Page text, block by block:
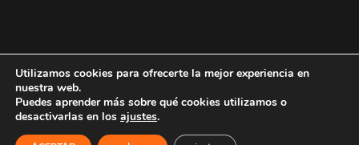
REDES SOCIALES
Utilizamos cookies para ofrecerte la mejor experiencia en
nuestra web.
Puedes aprender más sobre qué cookies utilizamos o
desactivarlas en los ajustes.